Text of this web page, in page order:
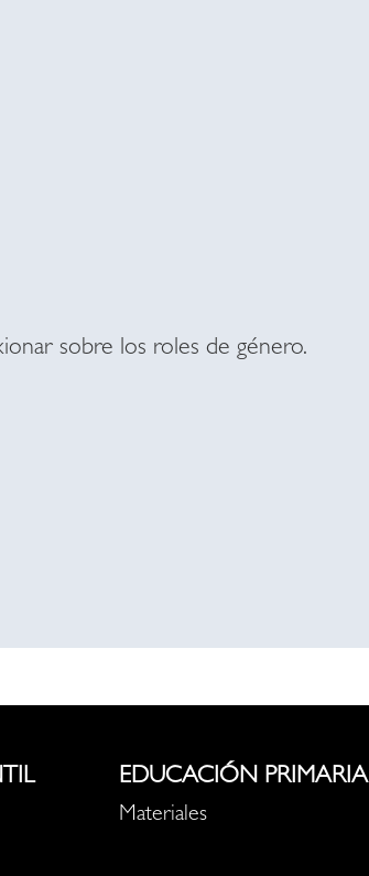
sobre los roles de género.
EDUCACIÓN PRIMARIA
Materiales